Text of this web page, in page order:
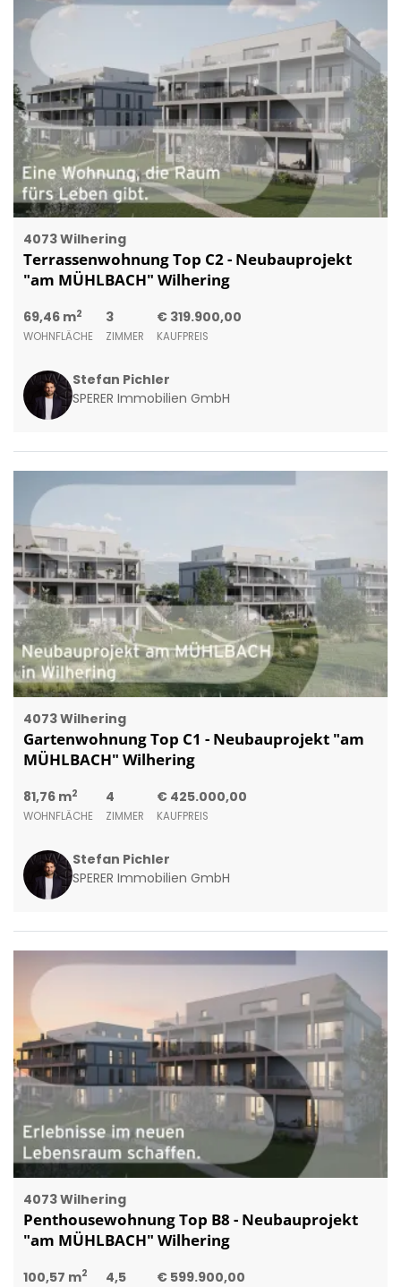
4073 Wilhering
Terrassenwohnung Top C2 - Neubauprojekt
"am MÜHLBACH" Wilhering
69,46 m2
WOHNFLÄCHE
3
ZIMMER
€ 319.900,00
KAUFPREIS
Stefan Pichler
SPERER Immobilien GmbH
4073 Wilhering
Gartenwohnung Top C1 - Neubauprojekt "am
MÜHLBACH" Wilhering
81,76 m2
WOHNFLÄCHE
4
ZIMMER
€ 425.000,00
KAUFPREIS
Stefan Pichler
SPERER Immobilien GmbH
4073 Wilhering
Penthousewohnung Top B8 - Neubauprojekt
"am MÜHLBACH" Wilhering
100,57 m2 4,5 € 599.900,00